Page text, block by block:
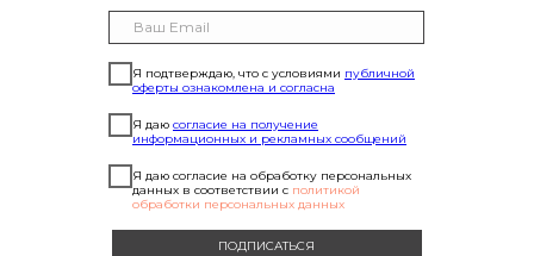
Я подтверждаю, что с условиями публичной
оферты ознакомлена и согласна
Я даю согласие на получение
информационных и рекламных сообщений
Я даю согласие на обработку персональных
данных в соответствии с политикой
обработки персональных данных
ПОДПИСАТЬСЯ